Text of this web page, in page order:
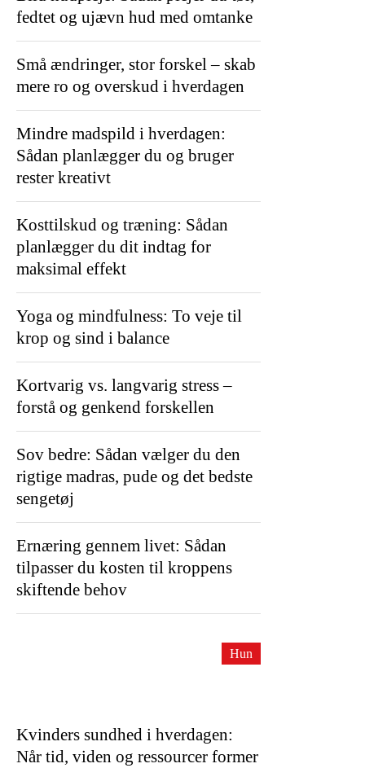
fedtet og ujævn hud med omtanke
Små ændringer, stor forskel – skab
mere ro og overskud i hverdagen
Mindre madspild i hverdagen:
Sådan planlægger du og bruger
rester kreativt
Kosttilskud og træning: Sådan
planlægger du dit indtag for
maksimal effekt
Yoga og mindfulness: To veje til
krop og sind i balance
Kortvarig vs. langvarig stress –
forstå og genkend forskellen
Sov bedre: Sådan vælger du den
rigtige madras, pude og det bedste
sengetøj
Ernæring gennem livet: Sådan
tilpasser du kosten til kroppens
skiftende behov
Kvinders sundhed i hverdagen:
Når tid, viden og ressourcer former
Hun